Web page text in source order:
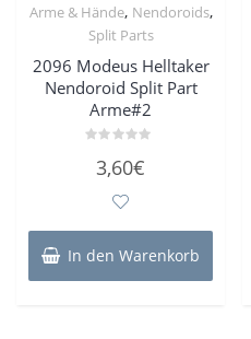
Arme & Hände, Nendoroids,
Split Parts
2096 Modeus Helltaker
Nendoroid Split Part
Arme#2
mit
3,60€
In den Warenkorb